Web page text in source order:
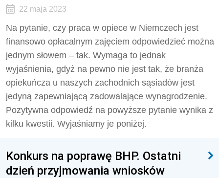
22 maja 2023
Na pytanie, czy praca w opiece w Niemczech jest
finansowo opłacalnym zajęciem odpowiedzieć można
jednym słowem – tak. Wymaga to jednak
wyjaśnienia, gdyż na pewno nie jest tak, że branża
opiekuńcza u naszych zachodnich sąsiadów jest
jedyną zapewniającą zadowalające wynagrodzenie.
Pozytywna odpowiedź na powyższe pytanie wynika z
kilku kwestii. Wyjaśniamy je poniżej.
Konkurs na poprawę BHP. Ostatni
dzień przyjmowania wniosków